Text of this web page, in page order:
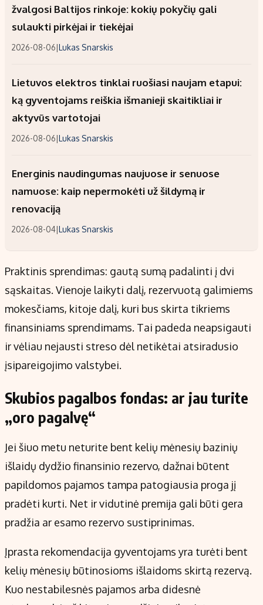
žvalgosi Baltijos rinkoje: kokių pokyčių gali
sulaukti pirkėjai ir tiekėjai
2026-08-06|Lukas Snarskis
Lietuvos elektros tinklai ruošiasi naujam etapui:
ką gyventojams reiškia išmanieji skaitikliai ir
aktyvūs vartotojai
2026-08-06|Lukas Snarskis
Energinis naudingumas naujuose ir senuose
namuose: kaip nepermokėti už šildymą ir
renovaciją
2026-08-04|Lukas Snarskis
Praktinis sprendimas: gautą sumą padalinti į dvi
sąskaitas. Vienoje laikyti dalį, rezervuotą galimiems
mokesčiams, kitoje dalį, kuri bus skirta tikriems
finansiniams sprendimams. Tai padeda neapsigauti
ir vėliau nejausti streso dėl netikėtai atsiradusio
įsipareigojimo valstybei.
Skubios pagalbos fondas: ar jau turite
„oro pagalvę“
Jei šiuo metu neturite bent kelių mėnesių bazinių
išlaidų dydžio finansinio rezervo, dažnai būtent
papildomos pajamos tampa patogiausia proga jį
pradėti kurti. Net ir vidutinė premija gali būti gera
pradžia ar esamo rezervo sustiprinimas.
Įprasta rekomendacija gyventojams yra turėti bent
kelių mėnesių būtinosioms išlaidoms skirtą rezervą.
Kuo nestabilesnės pajamos arba didesnė